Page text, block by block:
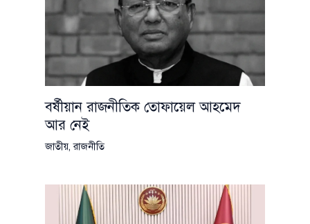
বর্ষীয়ান রাজনীতিক তোফায়েল আহমেদ
আর নেই
জাতীয়,রাজনীতি